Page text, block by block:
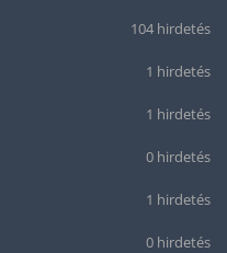
104 hirdetés
1 hirdetés
1 hirdetés
0 hirdetés
1 hirdetés
0 hirdetés